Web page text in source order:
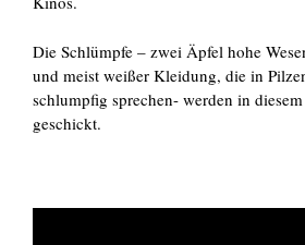
Die Schlümpfe – zwei Äpfel hohe
und meist weißer Kleidung, die in
schlumpfig sprechen- werden in
geschickt.